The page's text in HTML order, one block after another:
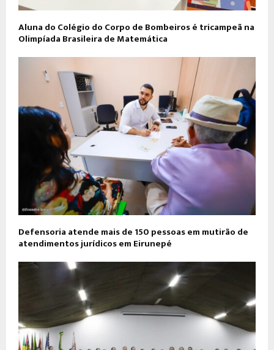
Aluna do Colégio do Corpo de Bombeiros é tricampeã na
Olimpíada Brasileira de Matemática
Defensoria atende mais de 150 pessoas em mutirão de
atendimentos jurídicos em Eirunepé